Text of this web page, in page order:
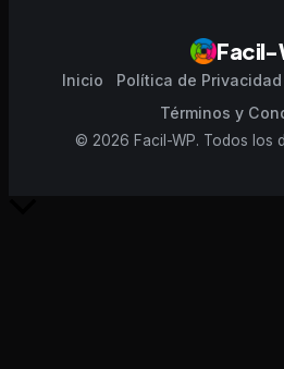
Facil-
Inicio Política de Privacidad
Términos y
© 2026 Facil-WP. Todos los